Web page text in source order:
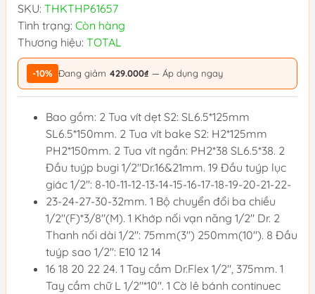
SKU: THKTHP61657
Tình trạng: Còn hàng
Thương hiệu: TOTAL
-10% Đang giảm 429.000₫ — Áp dụng ngay
Bao gồm: 2 Tua vít dẹt S2: SL6.5*125mm
SL6.5*150mm. 2 Tua vít bake S2: H2*125mm
PH2*150mm. 2 Tua vít ngắn: PH2*38 SL6.5*38. 2
Đầu tuýp bugi 1/2"Dr.16&21mm. 19 Đầu tuýp lục
giác 1/2": 8-10-11-12-13-14-15-16-17-18-19-20-21-22-
23-24-27-30-32mm. 1 Bộ chuyển đổi ba chiều
1/2"(F)*3/8"(M). 1 Khớp nối vạn năng 1/2" Dr. 2
Thanh nối dài 1/2": 75mm(3") 250mm(10"). 8 Đầu
tuýp sao 1/2": E10 12 14
16 18 20 22 24. 1 Tay cầm Dr.Flex 1/2", 375mm. 1
Tay cầm chữ L 1/2"*10". 1 Cờ lê bánh continuec